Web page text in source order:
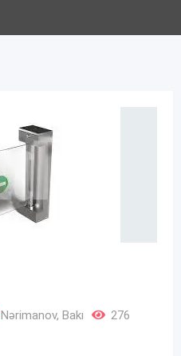
Nərimanov, Bakı
276